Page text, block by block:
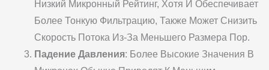
Низкий Микронный Рейтинг, Хотя И Обеспечивает
Более Тонкую Фильтрацию, Также Может Снизить
Скорость Потока Из-За Меньшего Размера Пор.
Падение Давления: Более Высокие Значения В